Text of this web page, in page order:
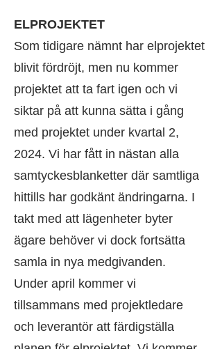
ELPROJEKTET
Som tidigare nämnt har elprojektet
blivit fördröjt, men nu kommer
projektet att ta fart igen och vi
siktar på att kunna sätta i gång
med projektet under kvartal 2,
2024. Vi har fått in nästan alla
samtyckesblanketter där samtliga
hittills har godkänt ändringarna. I
takt med att lägenheter byter
ägare behöver vi dock fortsätta
samla in nya medgivanden.
Under april kommer vi
tillsammans med projektledare
och leverantör att färdigställa